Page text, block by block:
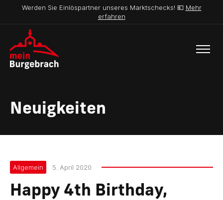
Werden Sie Einlöspartner unseres Marktschecks! 💶 Mehr
erfahren
Neuigkeiten
Allgemein 5. April 2020
Happy 4th Birthday,